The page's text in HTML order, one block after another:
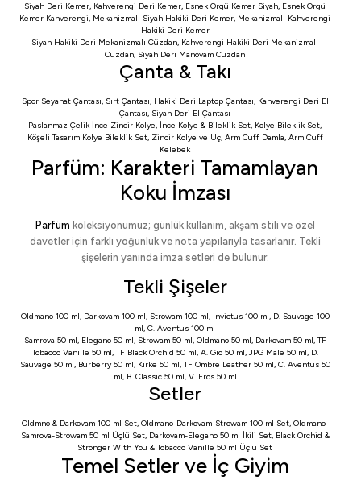
Siyah Deri Kemer, Kahverengi Deri Kemer, Esnek Örgü Kemer Siyah, Esnek Örgü
Kemer Kahverengi, Mekanizmalı Siyah Hakiki Deri Kemer, Mekanizmalı Kahverengi
Hakiki Deri Kemer
Siyah Hakiki Deri Mekanizmalı Cüzdan, Kahverengi Hakiki Deri Mekanizmalı
Cüzdan, Siyah Deri Manovam Cüzdan
Çanta & Takı
Spor Seyahat Çantası, Sırt Çantası, Hakiki Deri Laptop Çantası, Kahverengi Deri El
Çantası, Siyah Deri El Çantası
Paslanmaz Çelik İnce Zincir Kolye, İnce Kolye & Bileklik Set, Kolye Bileklik Set,
Köşeli Tasarım Kolye Bileklik Set, Zincir Kolye ve Uç, Arm Cuff Damla, Arm Cuff
Kelebek
Parfüm: Karakteri Tamamlayan
Koku İmzası
Parfüm koleksiyonumuz; günlük kullanım, akşam stili ve özel
davetler için farklı yoğunluk ve nota yapılarıyla tasarlanır. Tekli
şişelerin yanında imza setleri de bulunur.
Tekli Şişeler
Oldmano 100 ml, Darkovam 100 ml, Strowam 100 ml, Invictus 100 ml, D. Sauvage 100
ml, C. Aventus 100 ml
Samrova 50 ml, Elegano 50 ml, Strowam 50 ml, Oldmano 50 ml, Darkovam 50 ml,TF
Tobacco Vanille 50 ml,TF Black Orchid 50 ml, A. Gio 50 ml,JPG Male 50 ml, D.
Sauvage 50 ml, Burberry 50 ml, Kirke 50 ml,TF Ombre Leather 50 ml, C. Aventus 50
ml, B. Classic 50 ml, V. Eros 50 ml
Setler
Oldmno & Darkovam 100 ml Set, Oldmano-Darkovam-Strowam 100 ml Set, Oldmano-
Samrova-Strowam 50 ml Üçlü Set, Darkovam-Elegano 50 ml İkili Set, Black Orchid &
Stronger With You & Tobacco Vanille 50 ml Üçlü Set
Temel Setler ve İç Giyim